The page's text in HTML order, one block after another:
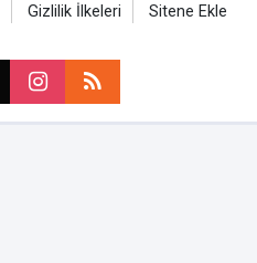
Gizlilik İlkeleri Sitene Ekle